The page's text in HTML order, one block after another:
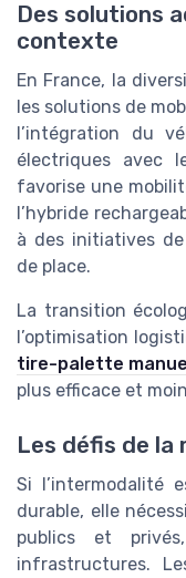
Des solutions
contexte
En France, la
les solutions de
l’intégration du
électriques avec
favorise une
l’hybride
à des initiatives
de place.
La transition
l’optimisation
tire-palette manuel
plus efficace et
Les défis de la
Si l’intermodalité
durable, elle
publics et
infrastructures.